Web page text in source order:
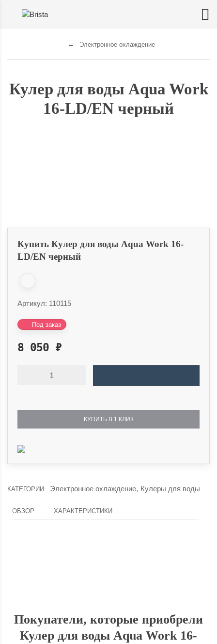
Электронное охлаждение
Кулер для воды Aqua Work
16-LD/EN черный
Купить Кулер для воды Aqua Work 16-
LD/EN черный
Артикул: 110115
Под заказ
8 050 ₽
КУПИТЬ В 1 КЛИК
КАТЕГОРИИ: Электронное охлаждение, Кулеры для воды
ОБЗОР ХАРАКТЕРИСТИКИ
Покупатели, которые приобрели
Кулер для воды Aqua Work 16-